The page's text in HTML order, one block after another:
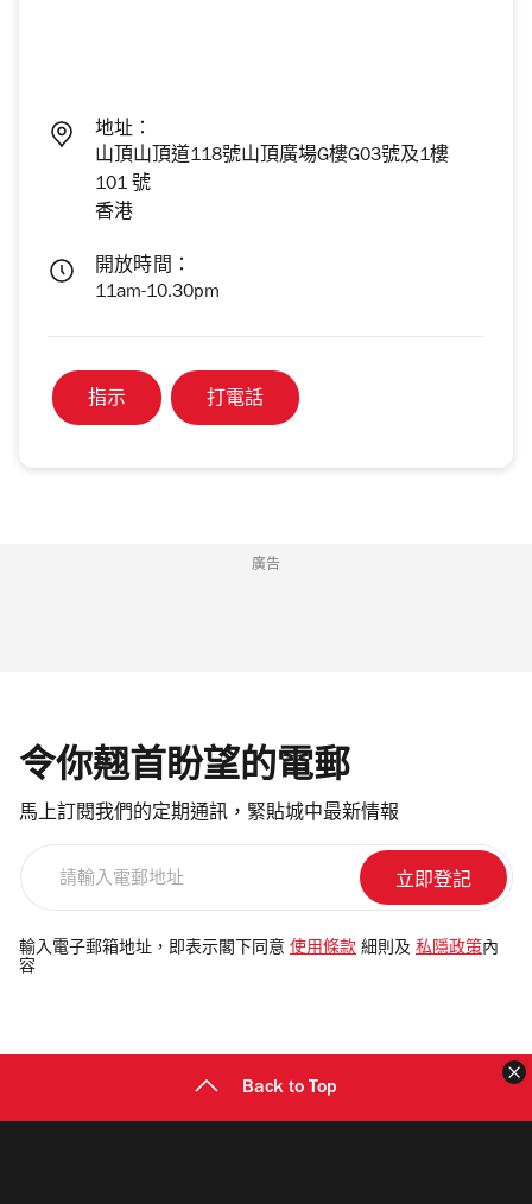
地址：
山頂山頂道118號山頂廣場G樓G03號及1樓
101 號
香港
開放時間：
11am-10.30pm
指示 打電話
廣告
令你翹首盼望的電郵
馬上訂閱我們的定期通訊，緊貼城中最新情報
電
郵
輸入電子郵箱地址，即表示閣下同意 使用條款 細則及 私隱政策 內
容
Back to Top